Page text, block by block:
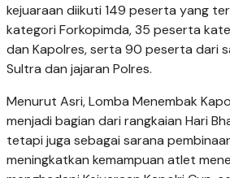
kejuaraan diikuti 149 peserta yang
kategori Forkopimda, 35 peserta
dan Kapolres, serta 90 peserta dari
Sultra dan jajaran Polres.
Menurut Asri, Lomba Menembak
menjadi bagian dari rangkaian Hari
tetapi juga sebagai sarana
meningkatkan kemampuan atlet